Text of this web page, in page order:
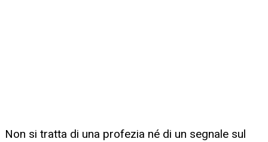
Non si tratta di una profezia né di un segnale sul